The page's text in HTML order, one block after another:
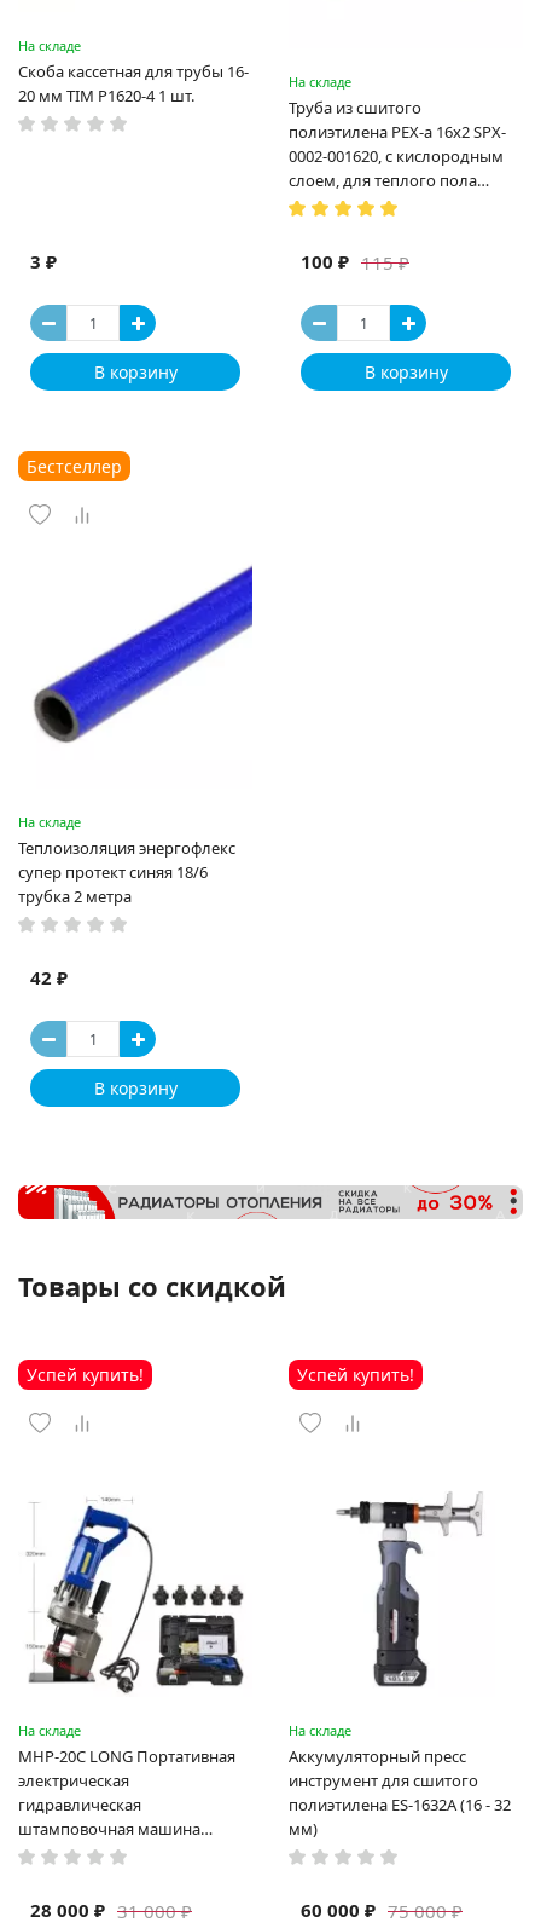
На складе
Скоба кассетная для трубы 16-
20 мм TIM P1620-4 1 шт.
3 ₽
В корзину
На складе
Труба из сшитого
полиэтилена PEX-a 16х2 SPX-
0002-001620, с кислородным
слоем, для теплого пола
(Испания)
115 ₽
100 ₽
В корзину
Бестселлер
На складе
Теплоизоляция энергофлекс
супер протект синяя 18/6
трубка 2 метра
42 ₽
В корзину
Товары со скидкой
Успей купить!
На складе
MHP-20C LONG Портативная
электрическая
гидравлическая
штамповочная машина
высокая мощность и мощный
машина
31 000 ₽
28 000 ₽
Успей купить!
На складе
Аккумуляторный пресс
инструмент для сшитого
полиэтилена ES-1632A (16 - 32
мм)
75 000 ₽
60 000 ₽